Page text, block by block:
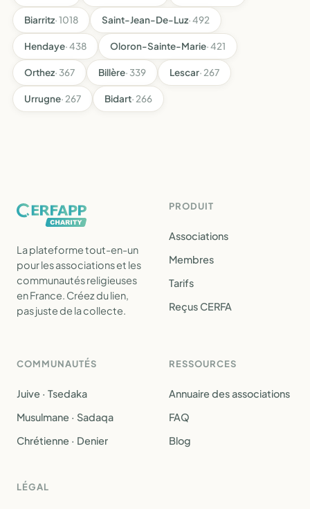
Biarritz· 1018 Saint-Jean-De-Luz· 492
Hendaye· 438 Oloron-Sainte-Marie· 421
Orthez· 367 Billère· 339 Lescar· 267
Urrugne· 267 Bidart· 266
La plateforme tout-en-un
pour les associations et les
communautés religieuses
en France. Créez du lien,
pas juste de la collecte.
PRODUIT
Associations
Membres
Tarifs
Reçus CERFA
COMMUNAUTÉS
Juive · Tsedaka
Musulmane · Sadaqa
Chrétienne · Denier
RESSOURCES
Annuaire des associations
FAQ
Blog
LÉGAL